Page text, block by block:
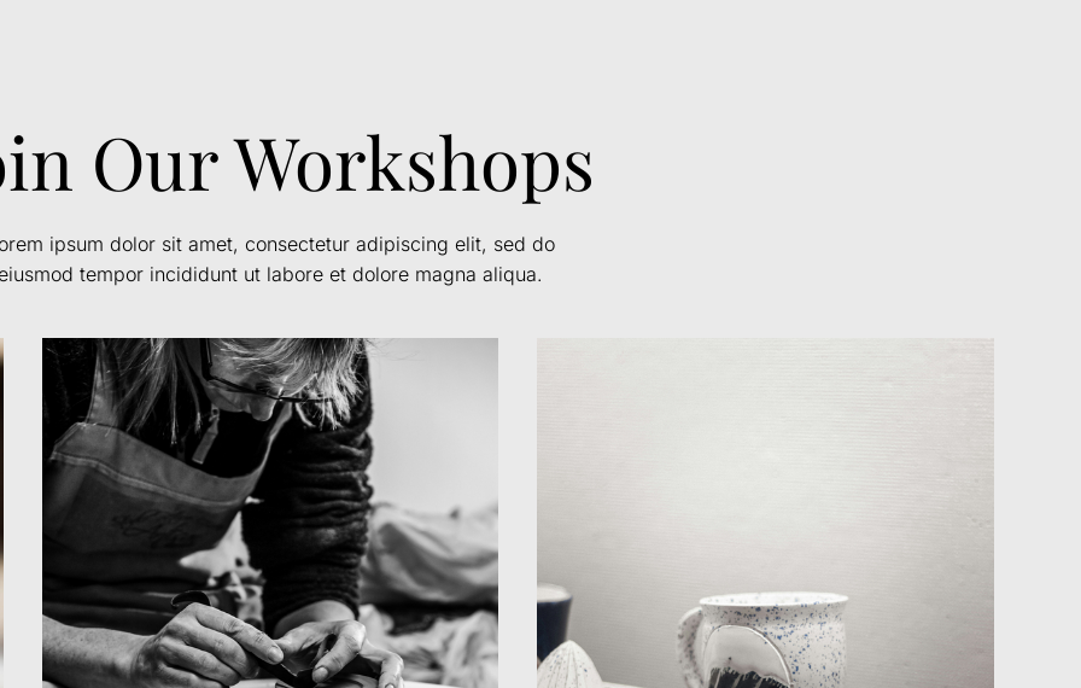
Our Workshops
ipsum dolor sit amet, consectetur adipiscing elit, sed do
tempor incididunt ut labore et dolore magna aliqua.